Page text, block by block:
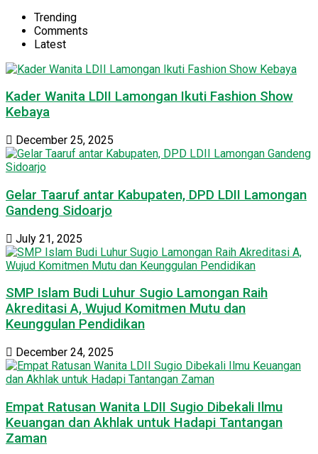
Trending
Comments
Latest
Kader Wanita LDII Lamongan Ikuti Fashion Show
Kebaya
December 25, 2025
Gelar Taaruf antar Kabupaten, DPD LDII Lamongan
Gandeng Sidoarjo
July 21, 2025
SMP Islam Budi Luhur Sugio Lamongan Raih
Akreditasi A, Wujud Komitmen Mutu dan
Keunggulan Pendidikan
December 24, 2025
Empat Ratusan Wanita LDII Sugio Dibekali Ilmu
Keuangan dan Akhlak untuk Hadapi Tantangan
Zaman